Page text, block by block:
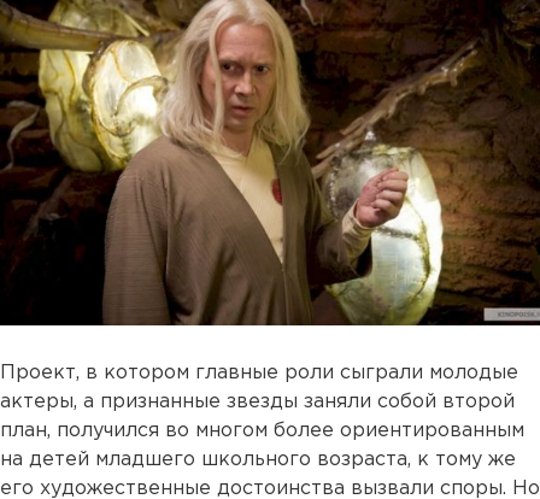
Проект, в котором главные роли сыграли молодые
актеры, а признанные звезды заняли собой второй
план, получился во многом более ориентированным
на детей младшего школьного возраста, к тому же
его художественные достоинства вызвали споры. Но